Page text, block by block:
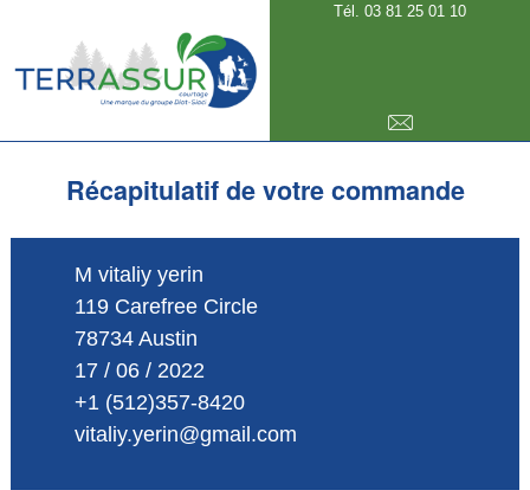
Tél. 03 81 25 01 10
Récapitulatif de votre commande
M vitaliy yerin
119 Carefree Circle
78734 Austin
17 / 06 / 2022
+1 (512)357-8420
vitaliy.yerin@gmail.com